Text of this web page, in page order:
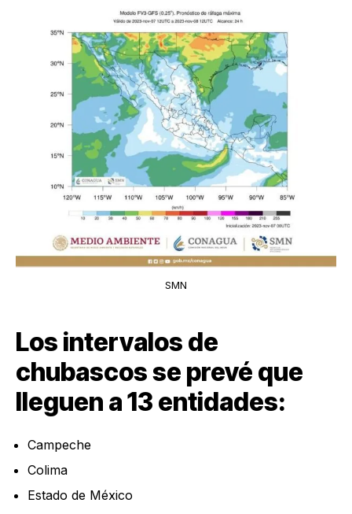
SMN
Los intervalos de
chubascos se prevé que
lleguen a 13 entidades:
Campeche
Colima
Estado de México